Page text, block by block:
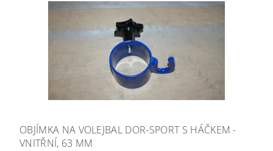
OBJÍMKA NA VOLEJBAL DOR-SPORT S HÁČKEM -
VNITŘNÍ, 63 MM